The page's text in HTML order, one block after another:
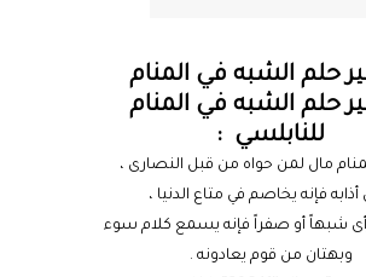
حلم الشبه في المنام
حلم الشبه في المنام
للنابلسي :
مال لمن حواه من قبل النصارى ،
فإنه يخاصم في متاع الدنيا ،
شبهاً أو صفراً فإنه يسمع كلام سوء
وبهتان من قوم يعادونه .